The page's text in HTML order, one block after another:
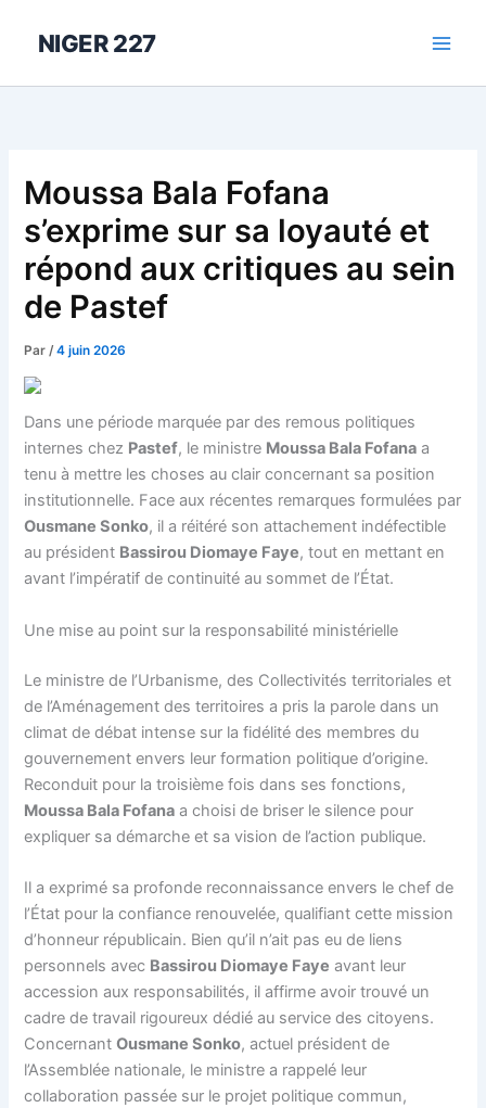
NIGER 227
Moussa Bala Fofana
s’exprime sur sa loyauté et
répond aux critiques au sein
de Pastef
Par/4 juin 2026
Dans une période marquée par des remous politiques
internes chez Pastef, le ministre Moussa Bala Fofana a
tenu à mettre les choses au clair concernant sa position
institutionnelle. Face aux récentes remarques formulées par
Ousmane Sonko, il a réitéré son attachement indéfectible
au président Bassirou Diomaye Faye, tout en mettant en
avant l’impératif de continuité au sommet de l’État.
Une mise au point sur la responsabilité ministérielle
Le ministre de l’Urbanisme, des Collectivités territoriales et
de l’Aménagement des territoires a pris la parole dans un
climat de débat intense sur la fidélité des membres du
gouvernement envers leur formation politique d’origine.
Reconduit pour la troisième fois dans ses fonctions,
Moussa Bala Fofana a choisi de briser le silence pour
expliquer sa démarche et sa vision de l’action publique.
Il a exprimé sa profonde reconnaissance envers le chef de
l’État pour la confiance renouvelée, qualifiant cette mission
d’honneur républicain. Bien qu’il n’ait pas eu de liens
personnels avec Bassirou Diomaye Faye avant leur
accession aux responsabilités, il affirme avoir trouvé un
cadre de travail rigoureux dédié au service des citoyens.
ConcernantOusmane Sonko, actuel président de
l’Assemblée nationale, le ministre a rappelé leur
collaboration passée sur le projet politique commun,